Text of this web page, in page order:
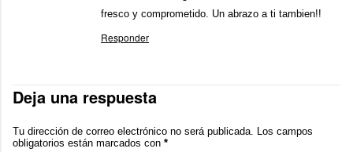
fresco y comprometido. Un abrazo a ti tambien!!
Responder
Deja una respuesta
Tu dirección de correo electrónico no será publicada. Los campos
obligatorios están marcados con *